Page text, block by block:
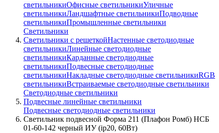
светильникиОфисные светильникиУличные
светильникиЛандшафтные светильникиПодводные
светильникиПромышленные светильники
Светильники
Светильники с решеткойНастенные светодиодные
светильникиЛинейные светодиодные
светильникиКарданные светодиодные
светильникиПодвесные светодиодные
светильникиНакладные светодиодные светильникиRGB
светильникиВстраиваемые светодиодные светильники
Светодиодные светильники
Подвесные линейные светильники
Подвесные светодиодные светильники
Светильник подвесной Форма 211 (Плафон Ромб) НСБ
01-60-142 черный ИУ (ip20, 60Вт)